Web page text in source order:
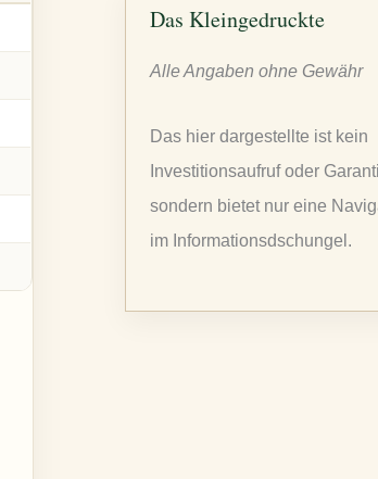
h
n
Das Kleingedruckte
Alle Angaben ohne Gewähr
Das hier dargestellte ist kein
Investitionsaufruf oder
sondern bietet nur eine
im Informationsdschungel.